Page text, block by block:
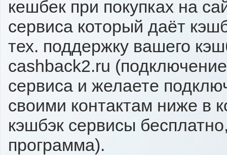
кешбек при покупках на
сервиса который даёт
тех. поддержку вашего
cashback2.ru
сервиса и желаете
своими контактам ниже в
кэшбэк сервисы
программа).